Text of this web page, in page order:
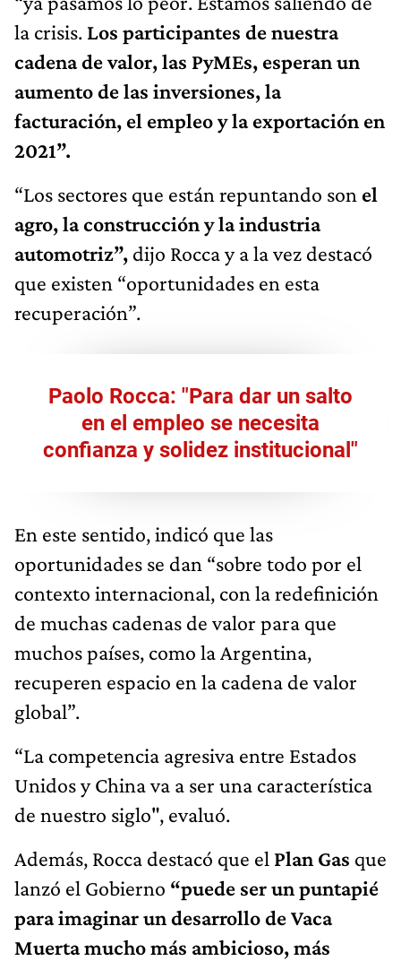
la crisis. Los participantes de nuestra
cadena de valor, las PyMEs, esperan un
aumento de las inversiones, la
facturación, el empleo y la exportación en
2021”.
“Los sectores que están repuntando son el
agro, la construcción y la industria
automotriz”, dijo Rocca y a la vez destacó
que existen “oportunidades en esta
recuperación”.
Paolo Rocca: "Para dar un salto
en el empleo se necesita
confianza y solidez institucional"
En este sentido, indicó que las
oportunidades se dan “sobre todo por el
contexto internacional, con la redefinición
de muchas cadenas de valor para que
muchos países, como la Argentina,
recuperen espacio en la cadena de valor
global”.
“La competencia agresiva entre Estados
Unidos y China va a ser una característica
de nuestro siglo", evaluó.
Además, Rocca destacó que el Plan Gas que
lanzó el Gobierno “puede ser un puntapié
para imaginar un desarrollo de Vaca
Muerta mucho más ambicioso, más